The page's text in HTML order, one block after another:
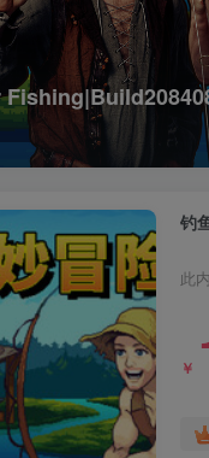
钓
此
￥